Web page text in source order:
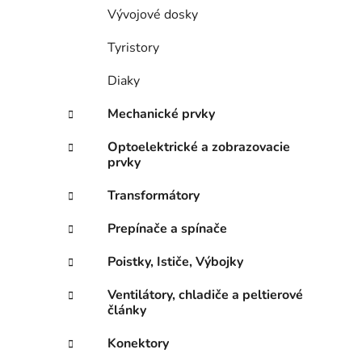
Vývojové dosky
Tyristory
Diaky
Mechanické prvky
Optoelektrické a zobrazovacie
prvky
Transformátory
Prepínače a spínače
Poistky, Ističe, Výbojky
Ventilátory, chladiče a peltierové
články
Konektory